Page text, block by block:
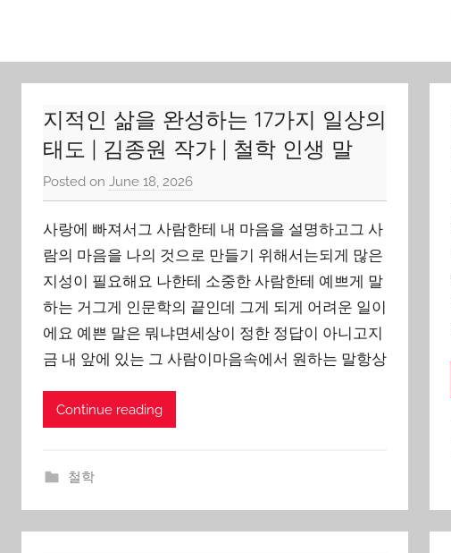
content
지적인 삶을 완성하는 17가지 일상의
태도 | 김종원 작가 | 철학 인생 말
Posted on June 18, 2026
y
J
o
n
g
o
o
사랑에 빠져서그 사람한테 내 마음을 설명하고그 사
람의 마음을 나의 것으로 만들기 위해서는되게 많은
지성이 필요해요 나한테 소중한 사람한테 예쁘게 말
하는 거그게 인문학의 끝인데 그게 되게 어려운 일이
에요 예쁜 말은 뭐냐면세상이 정한 정답이 아니고지
금 내 앞에 있는 그 사람이마음속에서 원하는 말항상
Continue reading
철학